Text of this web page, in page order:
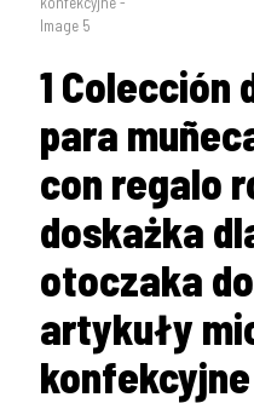
1 Colección
para
con regalo
doskażka
otoczaka
artykuły
konfekcyjne